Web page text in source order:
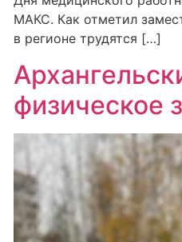
МАКС. Как отметил
в регионе трудятся […]
физическое